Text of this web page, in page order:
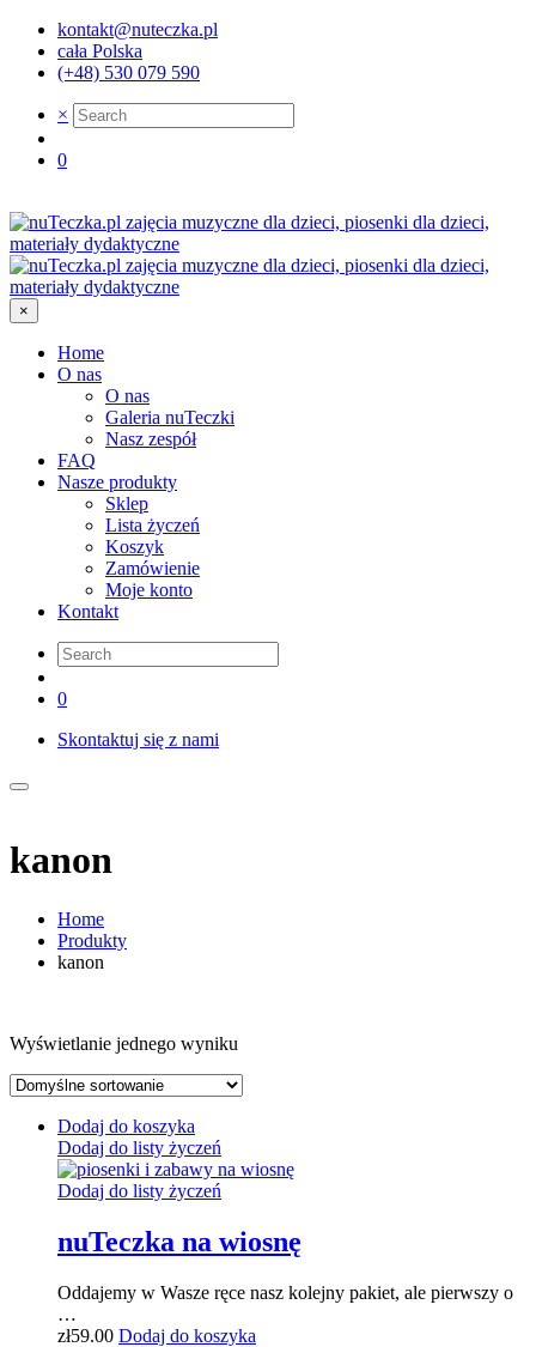
kontakt@nuteczka.pl
cała Polska
(+48) 530 079 590
×
0
×
Home
O nas
O nas
Galeria nuTeczki
Nasz zespół
FAQ
Nasze produkty
Sklep
Lista życzeń
Koszyk
Zamówienie
Moje konto
Kontakt
0
Skontaktuj się z nami
kanon
Home
Produkty
kanon
Wyświetlanie jednego wyniku
Dodaj do koszyka
Dodaj do listy życzeń
Dodaj do listy życzeń
nuTeczka na wiosnę
Oddajemy w Wasze ręce nasz kolejny pakiet, ale pierwszy o
…
zł59.00 Dodaj do koszyka